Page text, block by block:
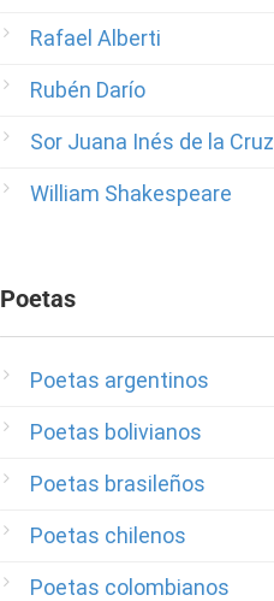
Rafael Alberti
Rubén Darío
Sor Juana Inés de la Cruz
William Shakespeare
Poetas
Poetas argentinos
Poetas bolivianos
Poetas brasileños
Poetas chilenos
Poetas colombianos